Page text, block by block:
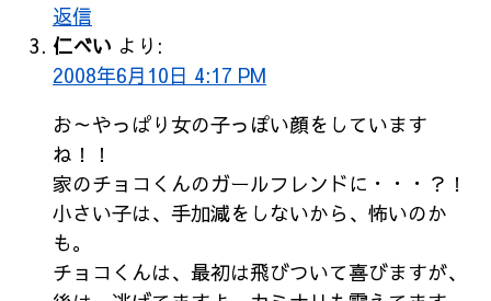
返信
仁べい より:
2008年6月10日 4:17 PM
お～やっぱり女の子っぽい顔をしています
ね！！
家のチョコくんのガールフレンドに・・・？！
小さい子は、手加減をしないから、怖いのか
も。
チョコくんは、最初は飛びついて喜びますが、